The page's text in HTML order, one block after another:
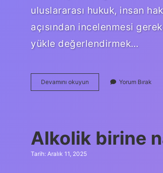
uluslararası hukuk, insan
açısından incelenmesi
yükle değerlendirmek…
Devamını okuyun Madleen
gemisi
Yorum Bırak
Alkolik birine
Tarih: Aralık 11, 2025